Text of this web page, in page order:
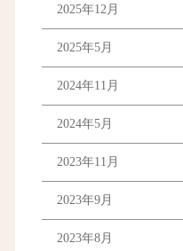
2025年12月
2025年5月
2024年11月
2024年5月
2023年11月
2023年9月
2023年8月